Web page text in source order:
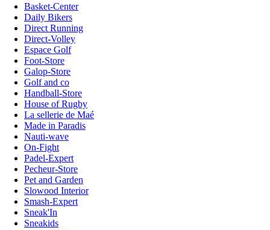
Basket-Center
Daily Bikers
Direct Running
Direct-Volley
Espace Golf
Foot-Store
Galop-Store
Golf and co
Handball-Store
House of Rugby
La sellerie de Maé
Made in Paradis
Nauti-wave
On-Fight
Padel-Expert
Pecheur-Store
Pet and Garden
Slowood Interior
Smash-Expert
Sneak'In
Sneakids